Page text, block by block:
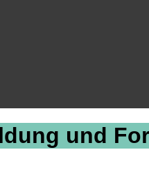
und